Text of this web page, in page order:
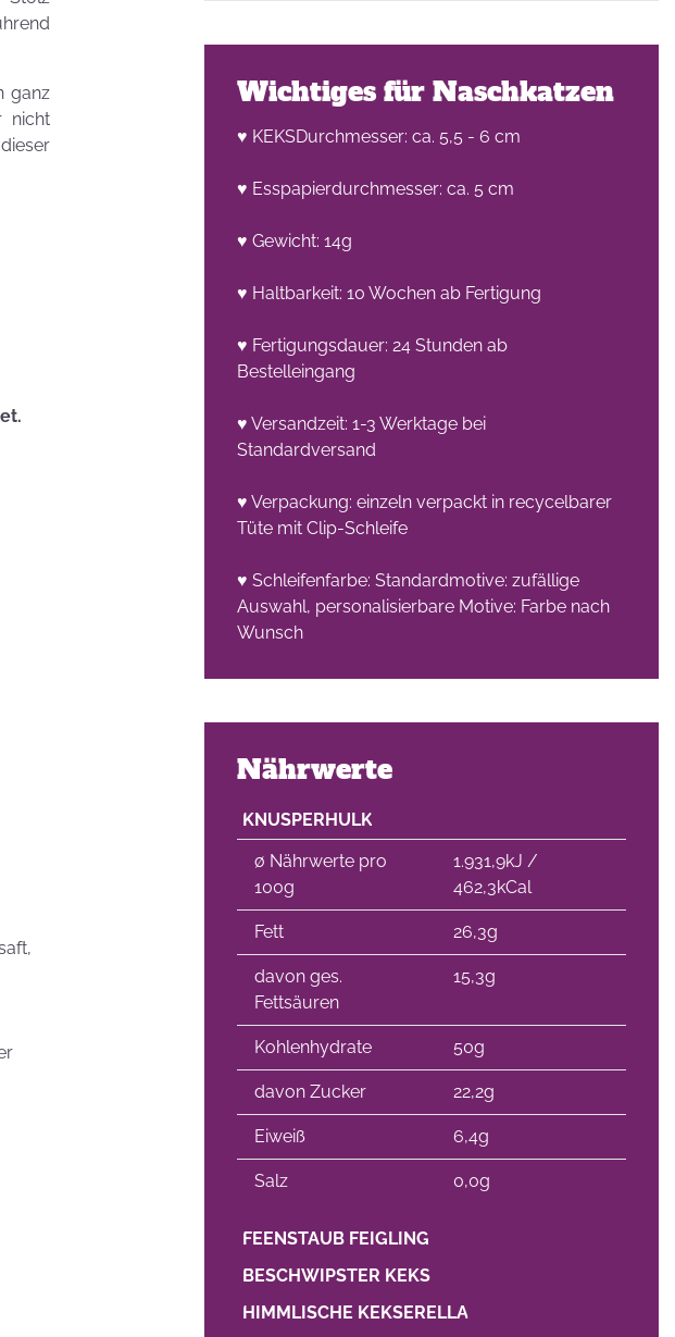
für den
ganz
nicht
Wichtiges für Naschkatzen
♥ KEKSDurchmesser: ca. 5,5 - 6 cm
♥ Esspapierdurchmesser: ca. 5 cm
♥ Gewicht: 14g
♥ Haltbarkeit: 10 Wochen ab Fertigung
♥ Fertigungsdauer: 24 Stunden ab
Bestelleingang
♥ Versandzeit: 1-3 Werktage bei
Standardversand
♥ Verpackung: einzeln verpackt in recycelbarer
Tüte mit Clip-Schleife
♥ Schleifenfarbe: Standardmotive: zufällige
Auswahl, personalisierbare Motive: Farbe nach
Wunsch
Nährwerte
KNUSPERHULK
∅ Nährwerte pro
100g
1.931,9kJ /
462,3kCal
Fett 26,3g
davon ges.
Fettsäuren
15,3g
Kohlenhydrate 50g
davon Zucker 22,2g
Eiweiß 6,4g
Salz 0,0g
FEENSTAUB FEIGLING
BESCHWIPSTER KEKS
HIMMLISCHE KEKSERELLA